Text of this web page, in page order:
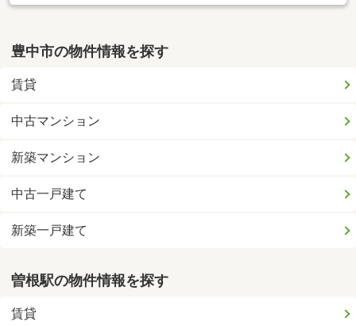
豊中市の物件情報を探す
賃貸
中古マンション
新築マンション
中古一戸建て
新築一戸建て
曽根駅の物件情報を探す
賃貸